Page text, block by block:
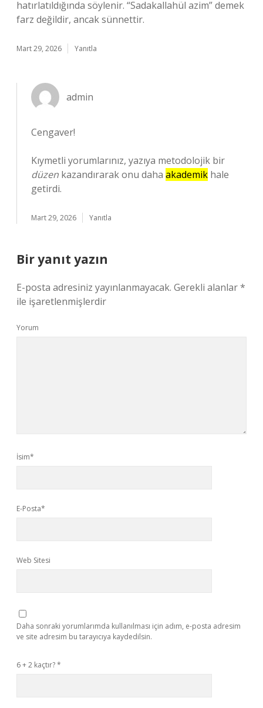
hatırlatıldığında söylenir. “Sadakallahül azim” demek
farz değildir, ancak sünnettir.
Mart 29, 2026 Yanıtla
admin
Cengaver!
Kıymetli yorumlarınız, yazıya metodolojik bir
düzen kazandırarak onu daha akademik hale
getirdi.
Mart 29, 2026 Yanıtla
Bir yanıt yazın
E-posta adresiniz yayınlanmayacak. Gerekli alanlar*
ile işaretlenmişlerdir
Yorum
İsim*
E-Posta*
Web Sitesi
Daha sonraki yorumlarımda kullanılması için adım, e-posta adresim
ve site adresim bu tarayıcıya kaydedilsin.
6 + 2 kaçtır?*